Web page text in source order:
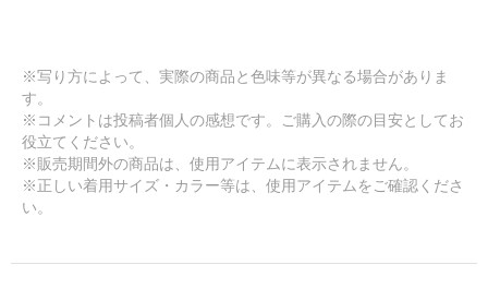
※写り方によって、実際の商品と色味等が異なる場合がありま
す。
※コメントは投稿者個人の感想です。ご購入の際の目安としてお
役立てください。
※販売期間外の商品は、使用アイテムに表示されません。
※正しい着用サイズ・カラー等は、使用アイテムをご確認くださ
い。